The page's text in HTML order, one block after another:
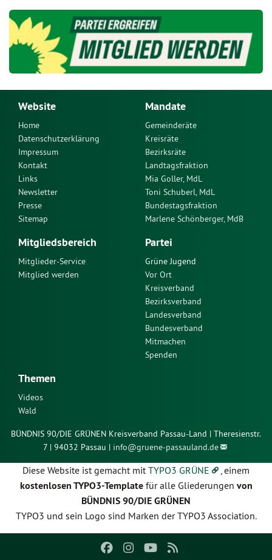
Website
Home
Datenschutzerklärung
Impressum
Kontakt
Links
Newsletter
Presse
Sitemap
Mandate
Gemeinderäte
Kreisräte
Bezirksräte
Landtagsfraktion
Mia Goller, MdL
Toni Schuberl, MdL
Bundestagsfraktion
Marlene Schönberger, MdB
Mitgliedsbereich
Mitglieder-Service
Mitglied werden
Partei
Grüne Jugend
Vor Ort
Kreisverband
Bezirksverband
Landesverband
Bundesverband
Mitmachen
Spenden
Themen
Videos
Wald
BÜNDNIS 90/DIE GRÜNEN Kreisverband Passau-Land | Theresienstr.
7 | 94032 Passau | info@gruene-passauland.de
Diese Website ist gemacht mitTYPO3 GRÜNE , einem
kostenlosen TYPO3-Templatefür alle Gliederungen von
BÜNDNIS 90/DIE GRÜNEN
TYPO3 und sein Logo sind Marken der TYPO3 Association.